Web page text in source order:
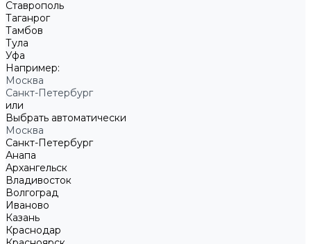
Ставрополь
Таганрог
Тамбов
Тула
Уфа
Например:
Москва
Санкт-Петербург
или
Выбрать автоматически
Москва
Санкт-Петербург
Анапа
Архангельск
Владивосток
Волгоград
Иваново
Казань
Краснодар